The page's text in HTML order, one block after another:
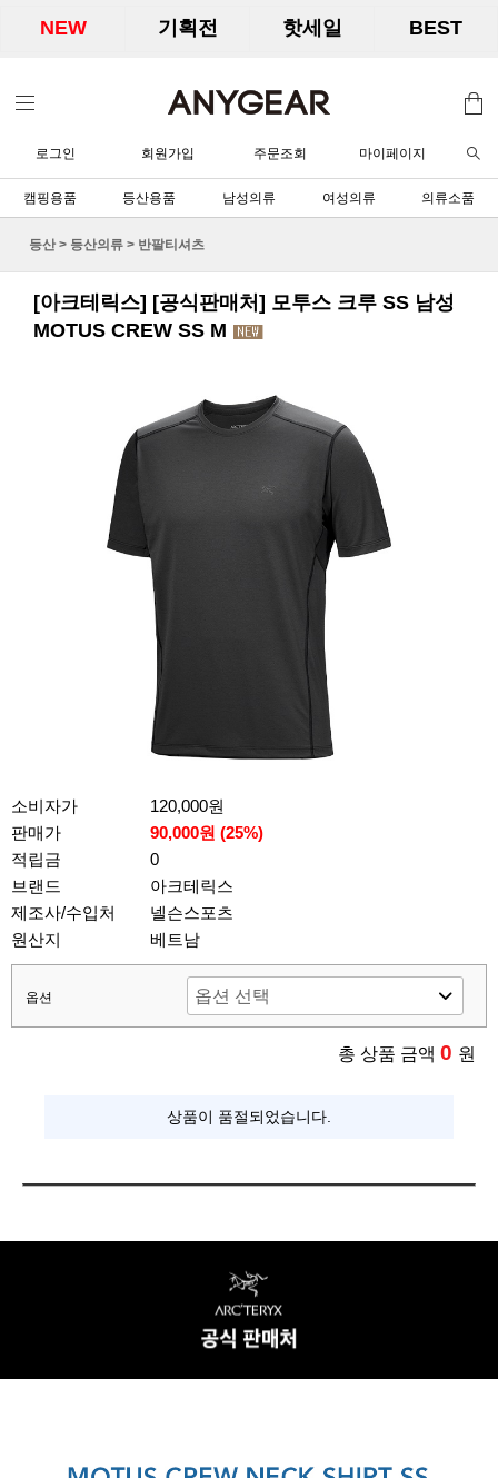
NEW 기획전 핫세일 BEST
로그인 회원가입 주문조회 마이페이지
캠핑용품 등산용품 남성의류 여성의류 의류소품
등산 > 등산의류 > 반팔티셔츠
[아크테릭스] [공식판매처] 모투스 크루 SS 남성
MOTUS CREW SS M
소비자가
120,000원
판매가
90,000원 (25%)
적립금
0
브랜드
아크테릭스
제조사/수입처
넬슨스포츠
원산지
베트남
옵션
총 상품 금액 0 원
상품이 품절되었습니다.